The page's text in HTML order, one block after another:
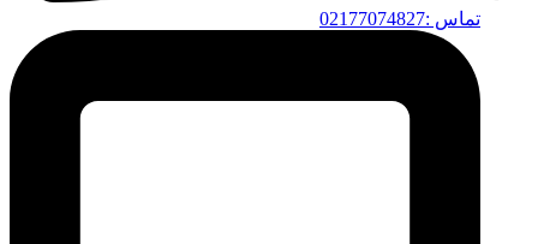
تماس :02177074827